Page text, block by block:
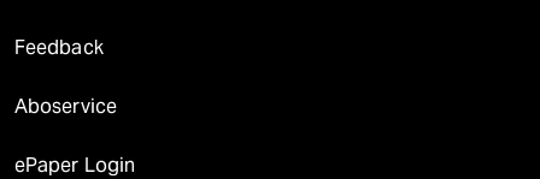
Feedback
Aboservice
ePaper Login